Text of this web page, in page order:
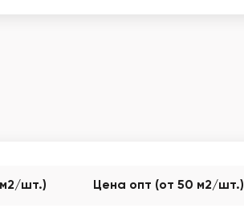
м2/шт.) Цена опт (от 50 м2/шт.)